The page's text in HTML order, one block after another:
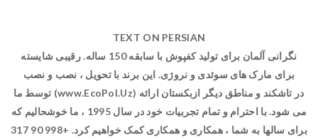
TEXT ON PERSIAN
نگرانی آلمان برای تولید کفپوش با سابقه 150 ساله. رقیبی شایسته
برای مارک های سوئدی و نروژی. این برند با تحویل ، نصب و نصب
توسط ما (www.EcoPol.Uz) در تاشکند و مناطق دیگر ازبکستان ارائه
می شود. با احترام و تمام تجربیات خود در سال 1995 ، ما خوشحالیم که
برای سالها به شما ، همکاری و همکاری کمک خواهیم کرد. +998 90 317